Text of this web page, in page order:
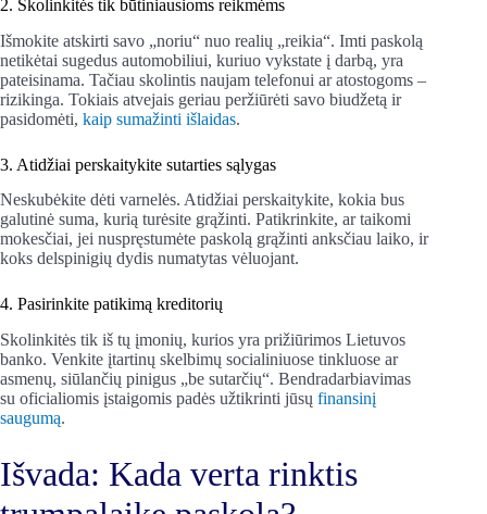
2. Skolinkitės tik būtiniausioms reikmėms
Išmokite atskirti savo „noriu“ nuo realių „reikia“. Imti paskolą
netikėtai sugedus automobiliui, kuriuo vykstate į darbą, yra
pateisinama. Tačiau skolintis naujam telefonui ar atostogoms –
rizikinga. Tokiais atvejais geriau peržiūrėti savo biudžetą ir
pasidomėti, kaip sumažinti išlaidas.
3. Atidžiai perskaitykite sutarties sąlygas
Neskubėkite dėti varnelės. Atidžiai perskaitykite, kokia bus
galutinė suma, kurią turėsite grąžinti. Patikrinkite, ar taikomi
mokesčiai, jei nuspręstumėte paskolą grąžinti anksčiau laiko, ir
koks delspinigių dydis numatytas vėluojant.
4. Pasirinkite patikimą kreditorių
Skolinkitės tik iš tų įmonių, kurios yra prižiūrimos Lietuvos
banko. Venkite įtartinų skelbimų socialiniuose tinkluose ar
asmenų, siūlančių pinigus „be sutarčių“. Bendradarbiavimas
su oficialiomis įstaigomis padės užtikrinti jūsų finansinį
saugumą.
Išvada: Kada verta rinktis